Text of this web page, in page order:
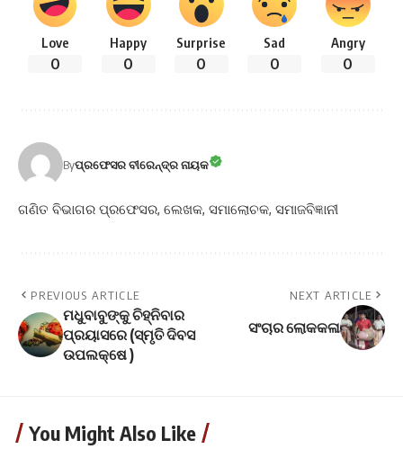
Love
0
Happy
0
Surprise
0
Sad
0
Angry
0
Byପ୍ରଫେସର ବୀରେନ୍ଦ୍ର ନାୟକ
ଗଣିତ ବିଭାଗର ପ୍ରଫେସର, ଲେଖକ, ସମାଲୋଚକ, ସମାଜବିଜ୍ଞାନୀ
PREVIOUS ARTICLE
ମଧୁବାବୁଙ୍କୁ ଚିହ୍ନିବାର
ପ୍ରୟାସରେ (ସ୍ମୃତି ଦିବସ
ଉପଲକ୍ଷେ )
NEXT ARTICLE
ସଂଚାର ଲୋକକଳା
You Might Also Like